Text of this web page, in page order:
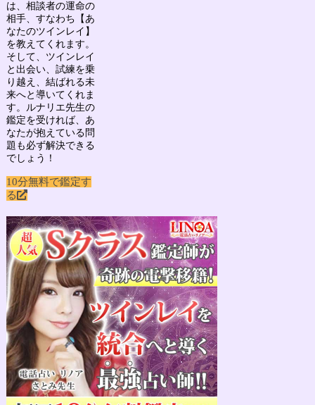
は、相談者の運命の
相手、すなわち 【あ
なたのツインレイ】
を教えてくれます。
そして、ツインレイ
と出会い、試練を乗
り越え、結ばれる未
来へと導いてくれま
す。ルナリエ先生の
鑑定を受ければ、あ
なたが抱えている問
題も必ず解決できる
でしょう！
10分無料で鑑定す
る